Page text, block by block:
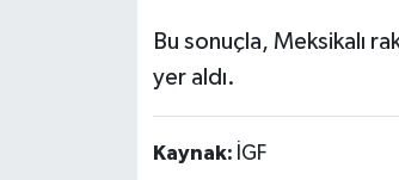
Bu sonuçla, Meksikalı
yer aldı.
Kaynak: İGF